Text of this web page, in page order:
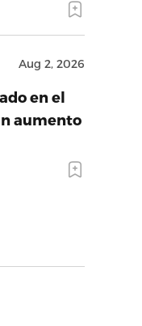
Aug 2, 2026
en el
aumento